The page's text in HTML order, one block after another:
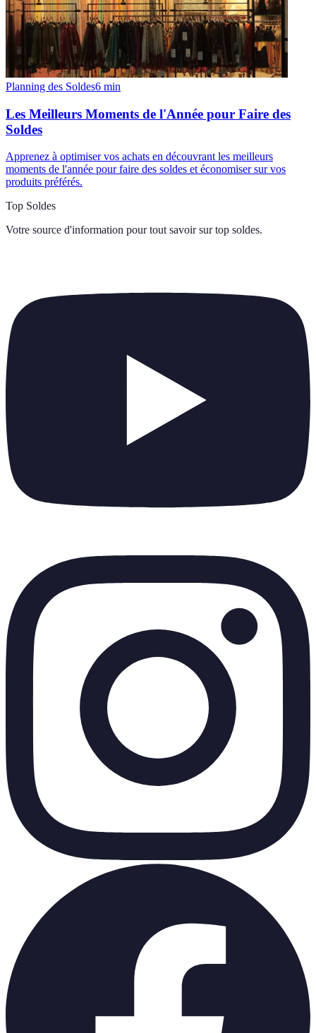
Planning des Soldes6 min
Les Meilleurs Moments de l'Année pour Faire des
Soldes
Apprenez à optimiser vos achats en découvrant les meilleurs
moments de l'année pour faire des soldes et économiser sur vos
produits préférés.
Top Soldes
Votre source d'information pour tout savoir sur top soldes.